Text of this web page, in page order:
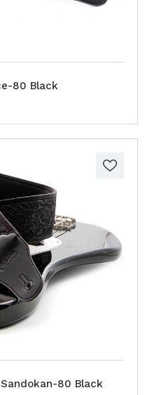
80 Black
80 Black